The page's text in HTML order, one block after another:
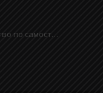
Стома Митрофанова: руководство по самостоятельному дренажу мочевого пузыря